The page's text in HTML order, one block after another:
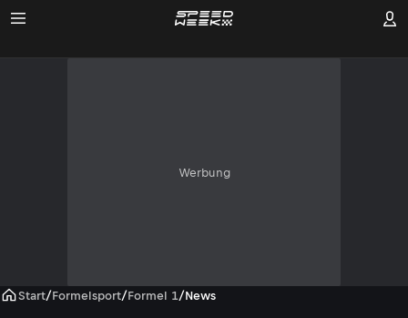
Werbung
Start/Formelsport/Formel 1/News